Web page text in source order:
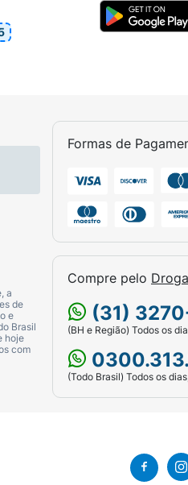
carro com facilidade.
niveladas, clínicas e
de pés) e puxe o assento
Mantenha a
deslizamento suave.
a
de
e
Brasil
hoje
com
Formas de
Compre pelo
(31)
(BH e Região) Todos os
(Todo Brasil) Todos os